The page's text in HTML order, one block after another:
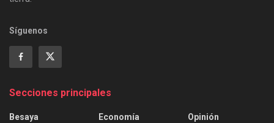
Síguenos
Secciones principales
Besaya
Economía
Opinión